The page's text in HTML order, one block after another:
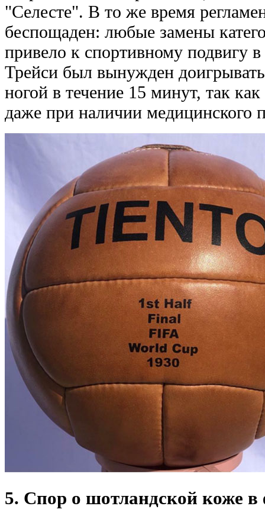
"Селесте". В то же время
беспощаден: любые замены
привело к спортивному
Трейси был вынужден
ногой в течение 15 минут, так
даже при наличии медицинского
5. Спор о шотландской коже в